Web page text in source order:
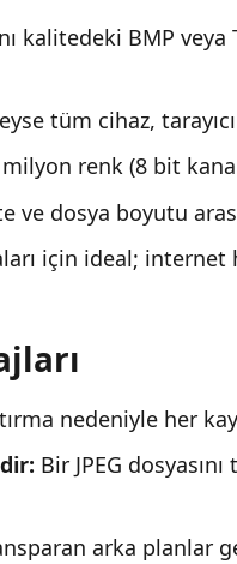
kalitedeki BMP veya
tüm cihaz,
renk (8 bit
ve dosya boyutu
için ideal; internet
nedeniyle her
Bir JPEG
arka planlar